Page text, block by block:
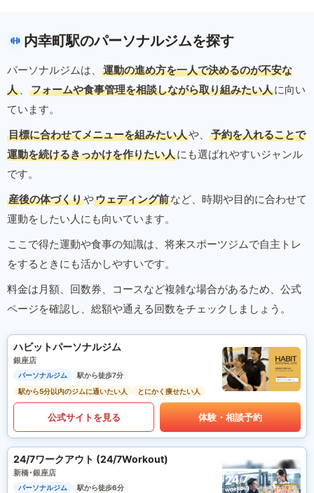
内幸町駅のパーソナルジムを探す
パーソナルジムは、
運動の進め方を一人で決めるのが不安な
人 、 フォームや食事管理を相談しながら取り組みたい人に向い
ています。
目標に合わせてメニューを組みたい人や、
予約を入れることで
運動を続けるきっかけを作りたい人にも選ばれやすいジャンル
です。
産後の体づくりやウェディング前など、時期や目的に合わせて
運動をしたい人にも向いています。
ここで得た運動や食事の知識は、将来スポーツジムで自主トレ
をするときにも活かしやすいです。
料金は月額、回数券、コースなど複雑な場合があるため、公式
ページを確認し、総額や通える回数をチェックしましょう。
ハビットパーソナルジム
銀座店
パーソナルジム
駅から徒歩7分
駅から5分以内のジムに通いたい人
とにかく痩せたい人
公式サイトを見る 体験・相談予約
24/7ワークアウト (24/7Workout)
新橋･銀座店
パーソナルジム
駅から徒歩6分